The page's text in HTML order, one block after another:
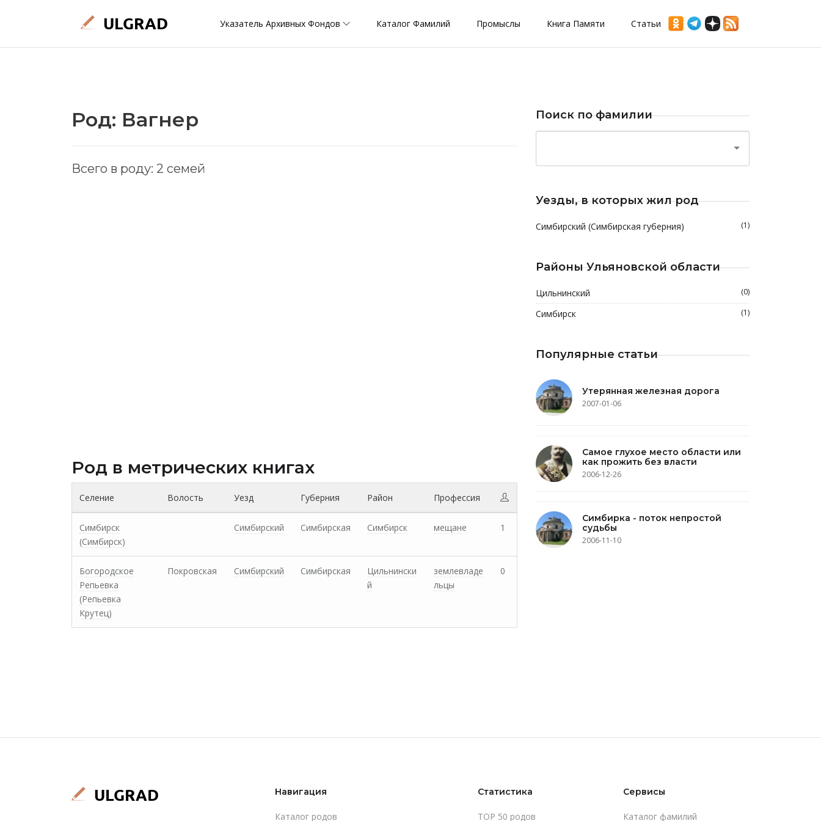
Указатель Архивных Фондов Каталог Фамилий Промыслы Книга Памяти Статьи
Род: Вагнер
Всего в роду: 2 семей
Род в метрических книгах
Селение Волость Уезд Губерния Район Профессия
Симбирск
(Симбирск)
Симбирский Симбирская Симбирск мещане 1
Богородское
Репьевка
(Репьевка
Крутец)
Покровская Симбирский Симбирская
Цильнински
й
землевладе
льцы
0
Поиск по фамилии
Уезды, в которых жил род
Симбирский (Симбирская губерния) (1)
Районы Ульяновской области
Цильнинский (0)
Симбирск (1)
Популярные статьи
Утерянная железная дорога
2007-01-06
Самое глухое место области или
как прожить без власти
2006-12-26
Симбирка - поток непростой
судьбы
2006-11-10
Навигация
Каталог родов
Статистика
TOP 50 родов
Сервисы
Каталог фамилий